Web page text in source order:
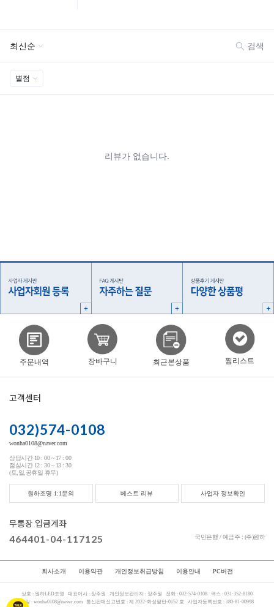
주문내역 장바구니 최근본상품 찜리스트
고객센터
032)574-0108
wonha0108@naver.com
상담시간 10 : 00 ~ 17 : 00
점심시간 12 : 30 ~ 13 : 30
(토,일,공휴일 휴무)
원하조명 1:1문의 베스트 리뷰 사업자 정보확인
무통장 입금계좌
464401-04-117125 국민은행 / 예금주 : (주)원하
회사소개 이용약관 개인정보취급방침 이용안내 PC버전
상호 : 원하LED조명 대표이사 : 장주원 개인정보관리자 : 장주원 전화 : 032-574-0108 팩스 : 031-352-8180
메일 : wonha0108@naver.com 통신판매신고번호 : 제 2022-화성팔탄-0152 호 사업자등록번호 : 180-81-00998